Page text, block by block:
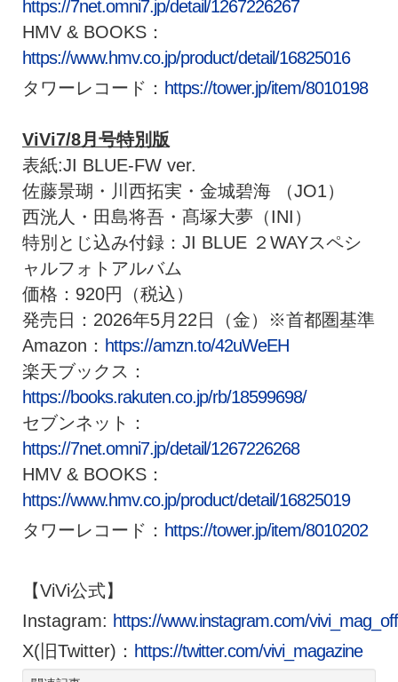
https://7net.omni7.jp/detail/1267226267
HMV & BOOKS：
https://www.hmv.co.jp/product/detail/16825016
タワーレコード： https://tower.jp/item/8010198
ViVi7/8月号特別版
表紙:JI BLUE-FW ver.
佐藤景瑚・川西拓実・金城碧海 （JO1）
西洸人・田島将吾・髙塚大夢（INI）
特別とじ込み付録：JI BLUE ２WAYスペシ
ャルフォトアルバム
価格：920円（税込）
発売⽇：2026年5月22日（金）※⾸都圏基準
Amazon： https://amzn.to/42uWeEH
楽天ブックス：
https://books.rakuten.co.jp/rb/18599698/
セブンネット：
https://7net.omni7.jp/detail/1267226268
HMV & BOOKS：
https://www.hmv.co.jp/product/detail/16825019
タワーレコード： https://tower.jp/item/8010202
【ViVi公式】
Instagram: https://www.instagram.com/
X(旧Twitter)： https://twitter.com/vivi_magazine